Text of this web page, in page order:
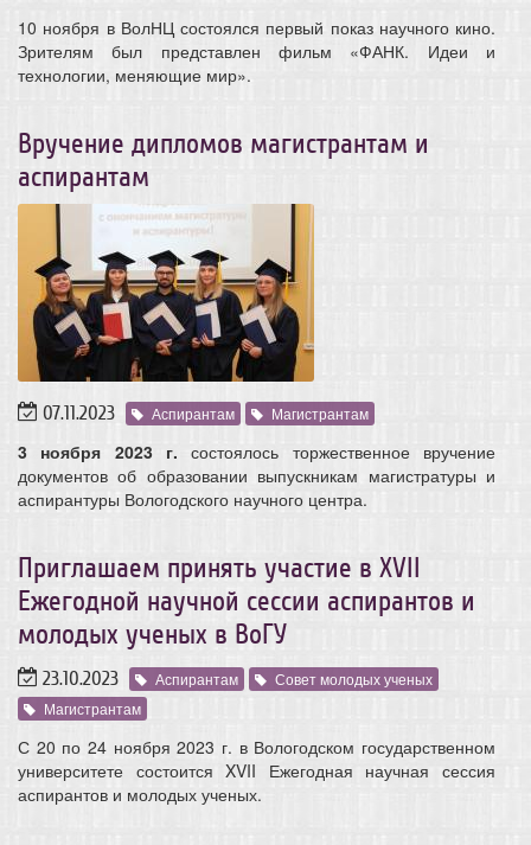
10 ноября в ВолНЦ состоялся первый показ научного кино.
Зрителям был представлен фильм «ФАНК. Идеи и
технологии, меняющие мир».
Вручение дипломов магистрантам и
аспирантам
07.11.2023 Аспирантам Магистрантам
3 ноября 2023 г.состоялось торжественное вручение
документов об образовании выпускникам магистратуры и
аспирантуры Вологодского научного центра.
Приглашаем принять участие в XVII
Ежегодной научной сессии аспирантов и
молодых ученых в ВоГУ
23.10.2023 Аспирантам
Совет молодых ученых
Магистрантам
С 20 по 24 ноября 2023 г. в Вологодском государственном
университете состоится XVII Ежегодная научная сессия
аспирантов и молодых ученых.